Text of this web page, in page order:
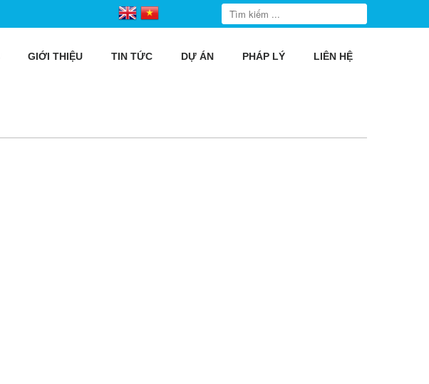
GIỚI THIỆU TIN TỨC DỰ ÁN PHÁP LÝ LIÊN HỆ